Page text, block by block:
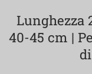
Lunghezza
40-45 cm |